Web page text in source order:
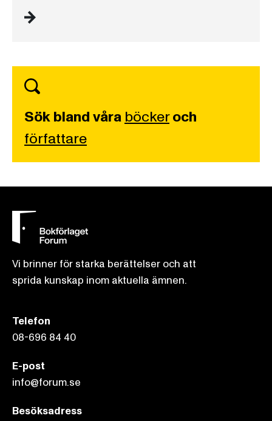
Sök bland våra böckeroch
författare
Vi brinner för starka berättelser och att
sprida kunskap inom aktuella ämnen.
Telefon
08-696 84 40
E-post
info@forum.se
Besöksadress